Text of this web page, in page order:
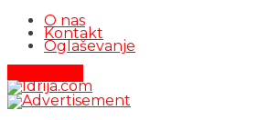
O nas
Kontakt
Oglaševanje